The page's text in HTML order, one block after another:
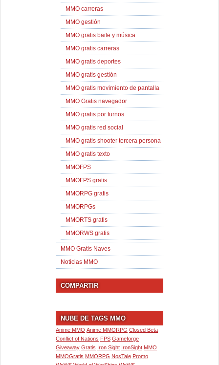
MMO carreras
MMO gestión
MMO gratis baile y música
MMO gratis carreras
MMO gratis deportes
MMO gratis gestión
MMO gratis movimiento de pantalla
MMO Gratis navegador
MMO gratis por turnos
MMO gratis red social
MMO gratis shooter tercera persona
MMO gratis texto
MMOFPS
MMOFPS gratis
MMORPG gratis
MMORPGs
MMORTS gratis
MMORWS gratis
MMO Gratis Naves
Noticias MMO
COMPARTIR
NUBE DE TAGS MMO
Anime MMO Anime MMORPG Closed Beta
Conflict of Nations FPS Gameforge
Giveaway Gratis Iron Sight IronSight MMO
MMOGratis MMORPG NosTale Promo